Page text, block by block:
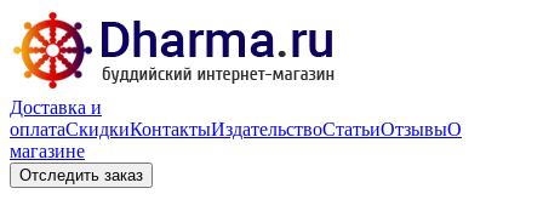
Доставка и
оплатаСкидкиКонтактыИздательствоСтатьиОтзывыО
магазине
Отследить заказ